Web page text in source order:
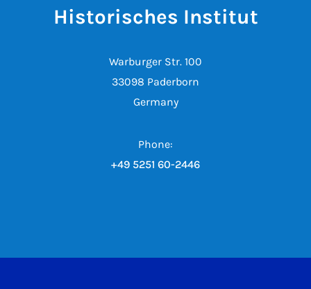
Historisches Institut
Warburger Str. 100
33098 Paderborn
Germany
Phone:
+49 5251 60-2446